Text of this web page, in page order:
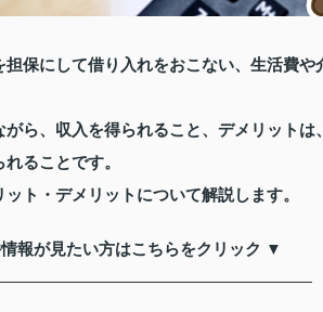
保にして借り入れをおこない、生活費
ら、収入を得られること、デメリットは
ることです。
ト・デメリットについて解説します。
報が見たい方はこちらをクリック ▼